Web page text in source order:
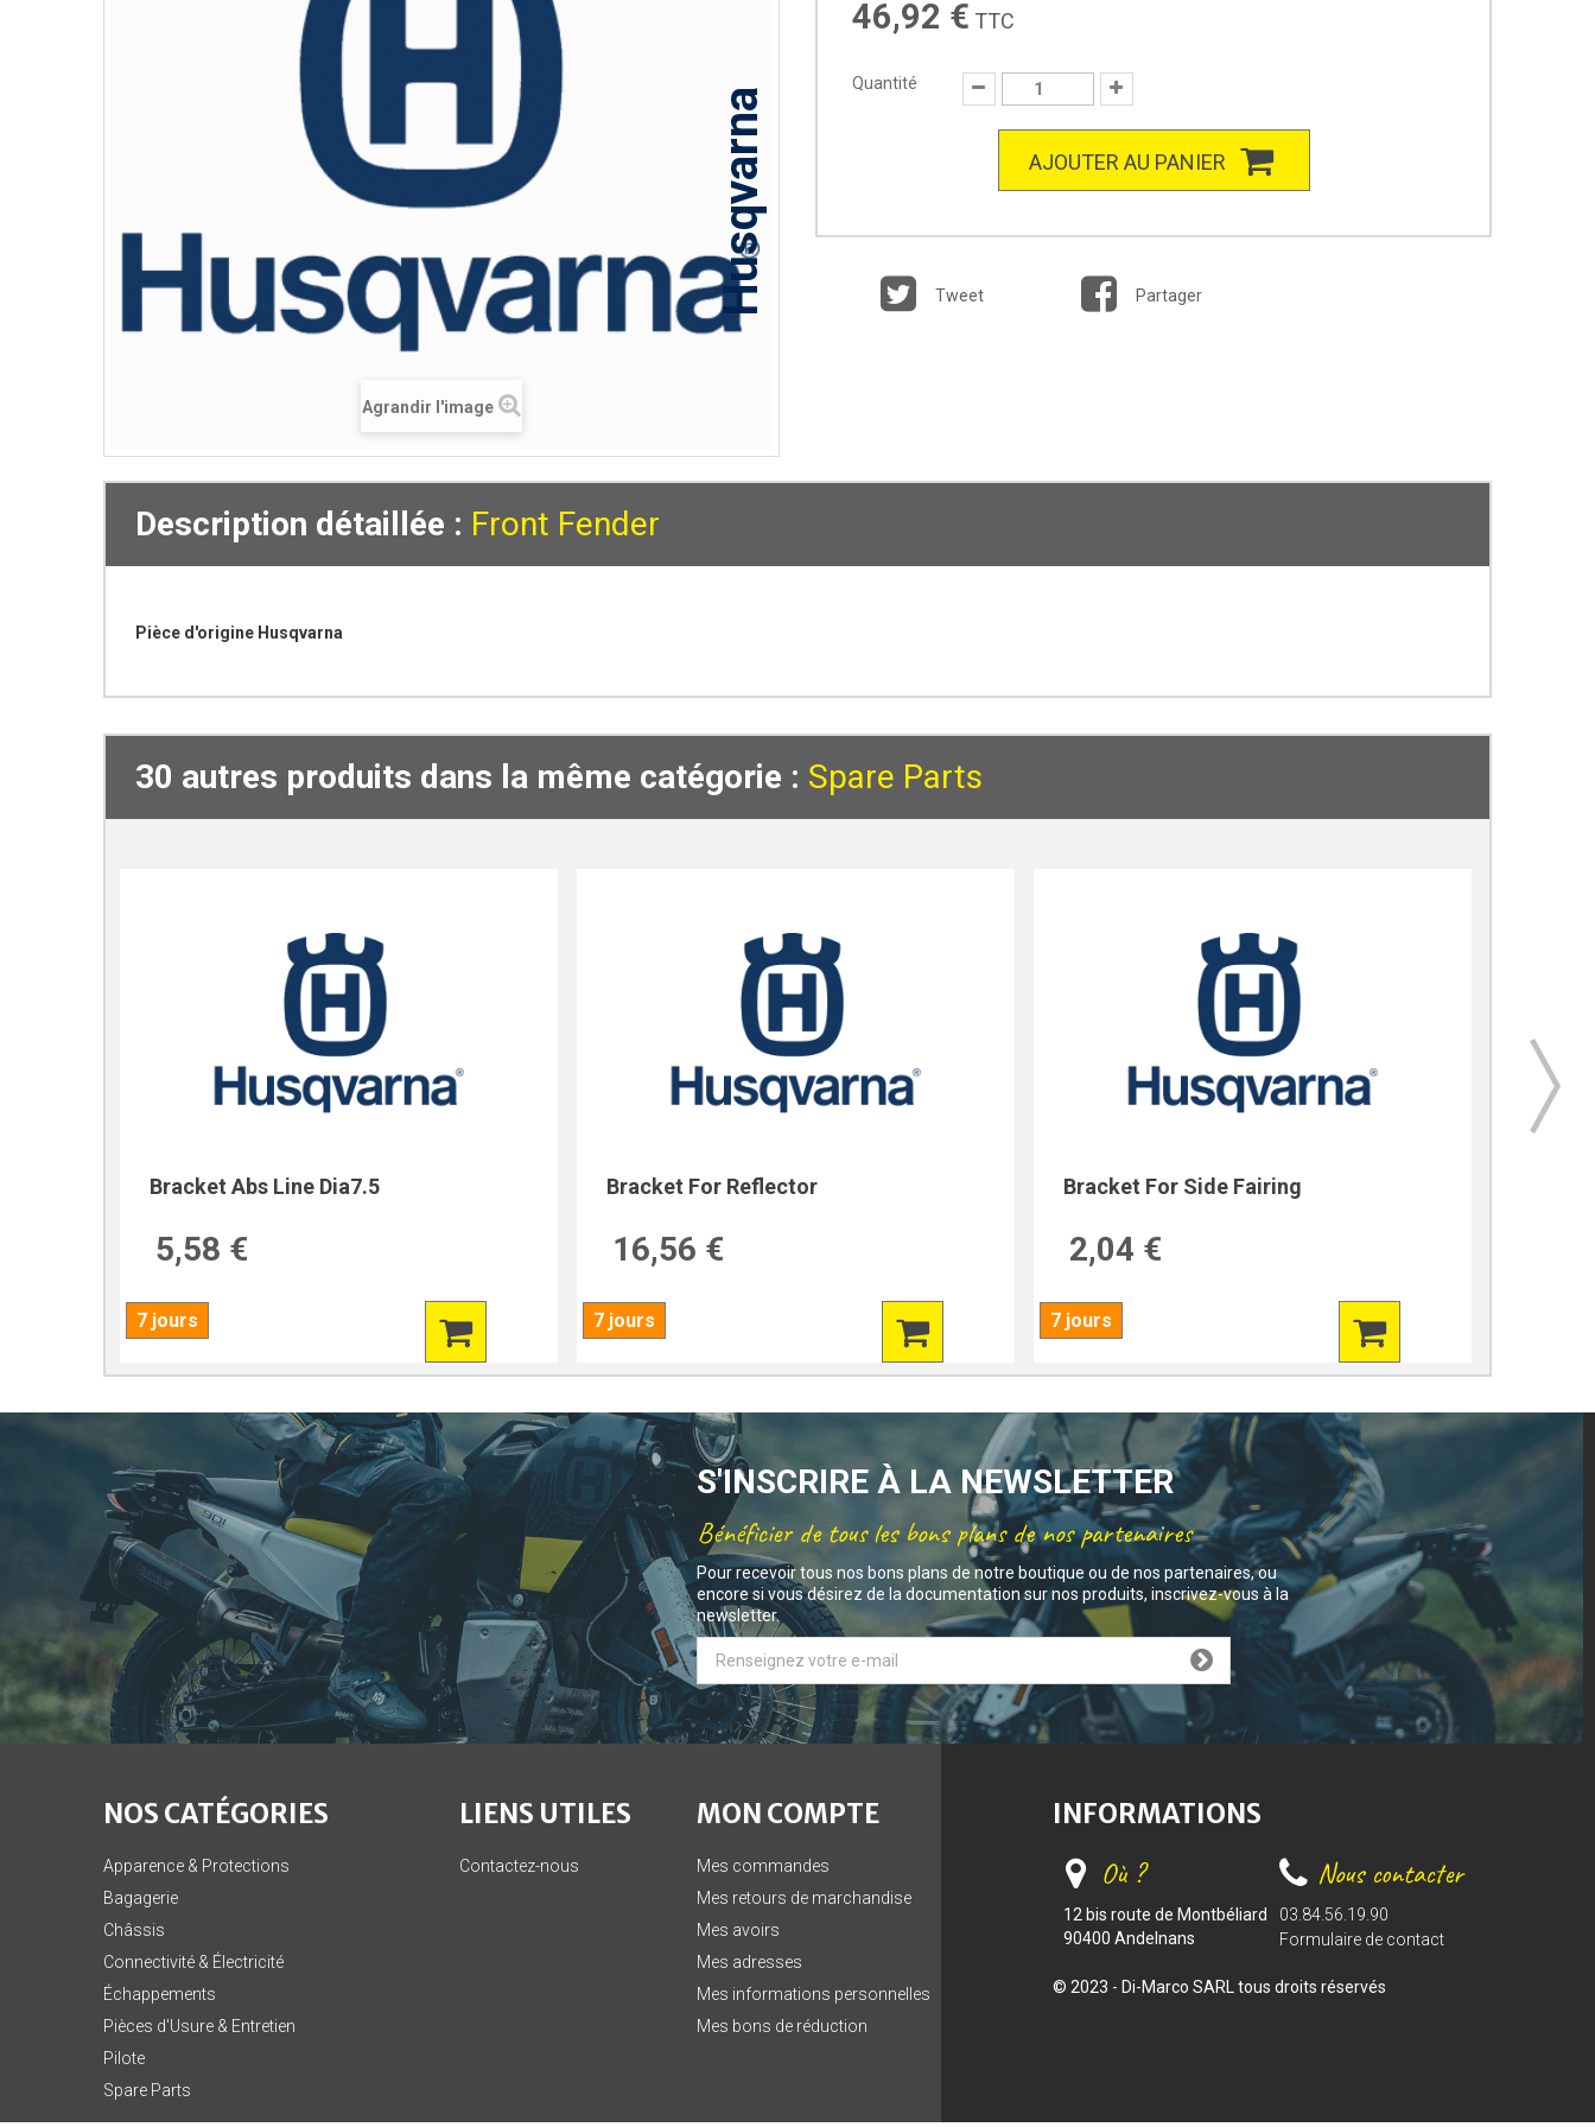
Agrandir l'image
Husqvarna
46,92 € TTC
Quantité
AJOUTER AU PANIER
Tweet Partager
Description détaillée : Front Fender
Pièce d'origine Husqvarna
30 autres produits dans la même catégorie : Spare Parts
Bracket Abs Line Dia7.5
5,58 €
7 jours
Bracket For Reflector
16,56 €
7 jours
Bracket For Side Fairing
2,04 €
7 jours
S'INSCRIRE À LA NEWSLETTER
Bénéficier de tous les bons plans de nos partenaires
Pour recevoir tous nos bons plans de notre boutique ou de nos partenaires, ou
encore si vous désirez de la documentation sur nos produits, inscrivez-vous à la
newsletter.
NOS CATÉGORIES
Apparence & Protections
Bagagerie
Châssis
Connectivité & Électricité
Échappements
Pièces d'Usure & Entretien
Pilote
Spare Parts
LIENS UTILES
Contactez-nous
MON COMPTE
Mes commandes
Mes retours de marchandise
Mes avoirs
Mes adresses
Mes informations personnelles
Mes bons de réduction
INFORMATIONS
Où ?
12 bis route de Montbéliard
90400 Andelnans
Nous contacter
03.84.56.19.90
Formulaire de contact
© 2023 - Di-Marco SARL tous droits réservés